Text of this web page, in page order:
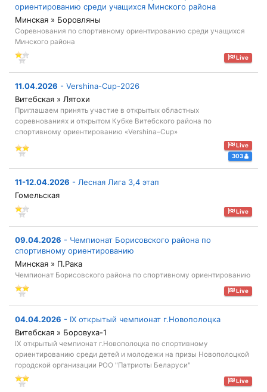
ориентированию среди учащихся Минского района
Минская » Боровляны
Соревнования по спортивному ориентированию среди учащихся
Минского района
Live
11.04.2026 - Vershina-Cup-2026
Витебская » Лятохи
Приглашаем принять участие в открытых областных
соревнованиях и открытом Кубке Витебского района по
спортивному ориентированию «Vershina–Cup»
Live
303
11-12.04.2026 - Лесная Лига 3,4 этап
Гомельская
Live
09.04.2026 - Чемпионат Борисовского района по
спортивному ориентированию
Минская » П.Рака
Чемпионат Борисовского района по спортивному ориентированию
Live
04.04.2026 - IX открытый чемпионат г.Новополоцка
Витебская » Боровуха-1
IX открытый чемпионат г.Новополоцка по спортивному
ориентированию среди детей и молодежи на призы Новополоцкой
городской организации РОО "Патриоты Беларуси"
Live